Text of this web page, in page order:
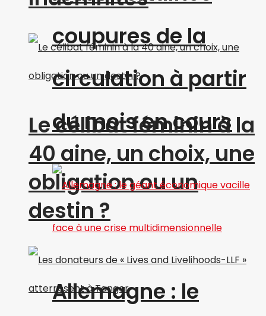
Le célibat féminin à la
40 aine, un choix, une
obligation ou un
destin ?
coupures de la
circulation à partir
du mois en cours
Allemagne : le